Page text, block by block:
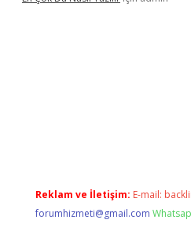
Reklam ve İletişim: E-mail:
forumhizmeti@gmail.com